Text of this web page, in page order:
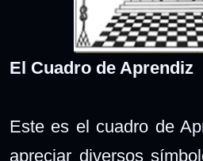
El Cuadro de Aprendiz
Este es el cuadro de
apreciar diversos